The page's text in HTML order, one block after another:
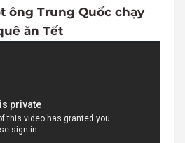
ông Trung Quốc chạy
ăn Tết